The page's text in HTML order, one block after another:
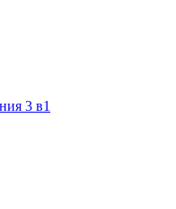
3 в1